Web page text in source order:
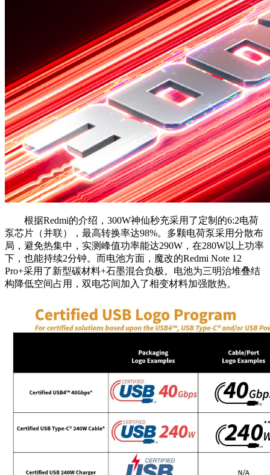
根据Redmi的介绍，300W神仙秒充采用了定制的6:2电荷
泵芯片（并联），最高转换率达98%。多颗电荷泵采用分散布
局，避免热集中，实测峰值功率能达290W，在280W以上功率
下，也能持续2分钟。而电池方面，魔改的Redmi Note 12
Pro+采用了新型碳材料+石墨混合负极。电池为三明治堆叠结
构降低空间占用，双电芯间加入了相变材料加强散热。